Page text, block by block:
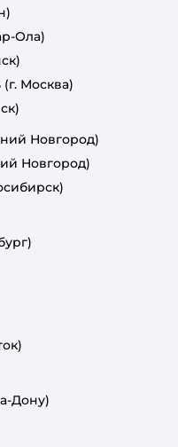
Ола)
(г. Москва)
Новгород)
Новгород)
Дону)